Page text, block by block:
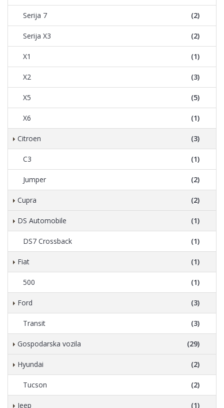
Serija 7 (2)
Serija X3 (2)
X1 (1)
X2 (3)
X5 (5)
X6 (1)
Citroen (3)
C3 (1)
Jumper (2)
Cupra (2)
DS Automobile (1)
DS7 Crossback (1)
Fiat (1)
500 (1)
Ford (3)
Transit (3)
Gospodarska vozila (29)
Hyundai (2)
Tucson (2)
Jeep (1)